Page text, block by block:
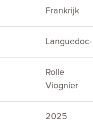
Frankrijk
Rolle
Viognier
2025